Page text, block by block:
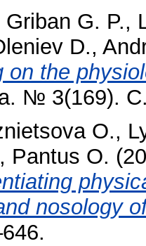
Griban G. P.,
D.,
on the
№ 3(169).
O.,
, Pantus O.
nosology